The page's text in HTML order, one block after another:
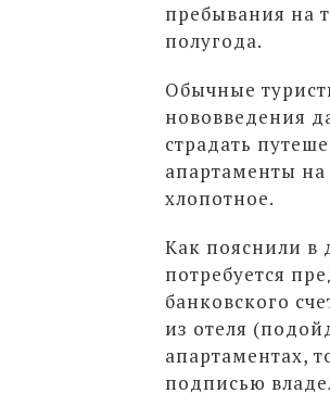
пребывания на
полугода.
Обычные
нововведения
страдать
апартаменты на
хлопотное.
Как пояснили в
потребуется
банковского
из отеля
апартаментах,
подписью